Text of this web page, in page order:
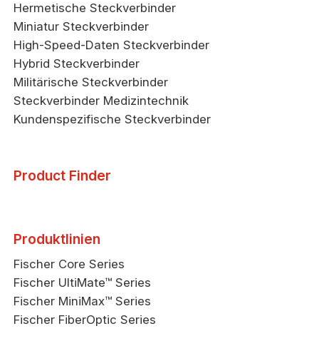
Hermetische Steckverbinder
Miniatur Steckverbinder
High-Speed-Daten Steckverbinder
Hybrid Steckverbinder
Militärische Steckverbinder
Steckverbinder Medizintechnik
Kundenspezifische Steckverbinder
Product Finder
Produktlinien
Fischer Core Series
Fischer UltiMate™ Series
Fischer MiniMax™ Series
Fischer FiberOptic Series